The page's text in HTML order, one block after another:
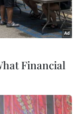
Financial